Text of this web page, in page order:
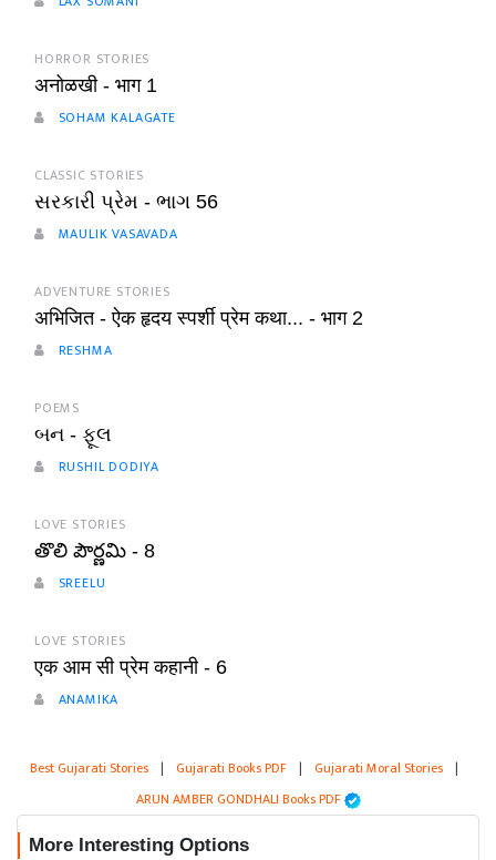
HORROR STORIES
अनोळखी - भाग 1
SOHAM KALAGATE
CLASSIC STORIES
સરકારી પ્રેમ - ભાગ 56
MAULIK VASAVADA
ADVENTURE STORIES
अभिजित - ऐक हृदय स्पर्शी प्रेम कथा... - भाग 2
RESHMA
POEMS
બન - ફૂલ
RUSHIL DODIYA
LOVE STORIES
తొలి పౌర్ణమి - 8
SREELU
LOVE STORIES
एक आम सी प्रेम कहानी - 6
ANAMIKA
Best Gujarati Stories | Gujarati Books PDF | Gujarati Moral Stories |
ARUN AMBER GONDHALI Books PDF
More Interesting Options